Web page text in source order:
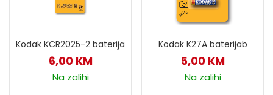
Kodak KCR2025-2 baterija
6,00 KM
Na zalihi
Kodak K27A baterijab
5,00 KM
Na zalihi